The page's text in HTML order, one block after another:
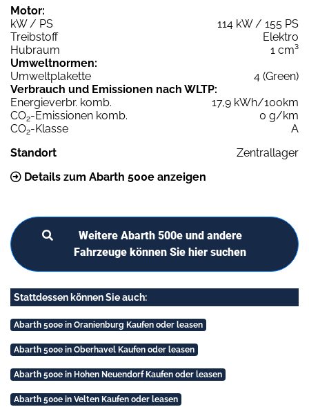
Motor:
kW / PS
114 kW / 155 PS
Treibstoff
Elektro
Hubraum
1 cm³
Umweltnormen:
Umweltplakette
4 (Green)
Verbrauch und Emissionen nach WLTP:
Energieverbr. komb.
17,9 kWh/100km
CO2-Emissionen komb.
0 g/km
CO2-Klasse
A
Standort
Zentrallager
Details zum Abarth 500e anzeigen
Weitere Abarth 500e und andere
Fahrzeuge können Sie hier suchen
Stattdessen können Sie auch:
Abarth 500e in Oranienburg Kaufen oder leasen
Abarth 500e in Oberhavel Kaufen oder leasen
Abarth 500e in Hohen Neuendorf Kaufen oder leasen
Abarth 500e in Velten Kaufen oder leasen